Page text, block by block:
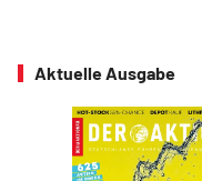
Aktuelle Ausgabe